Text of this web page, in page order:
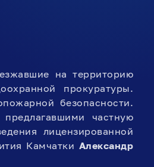
на территорию
прокуратуры.
безопасности.
частную
лицензированной
Камчатки Александр